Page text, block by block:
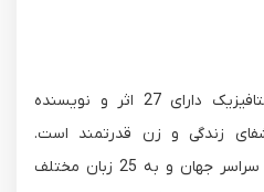
لوئیز هی معلم و سخنران متافیزیک دارای 27 اثر و نویسنده
زندگی و زن قدرتمند است.
نوشته‌های او در 33 کشور در سراسر جهان و به 25 زبان مختلف